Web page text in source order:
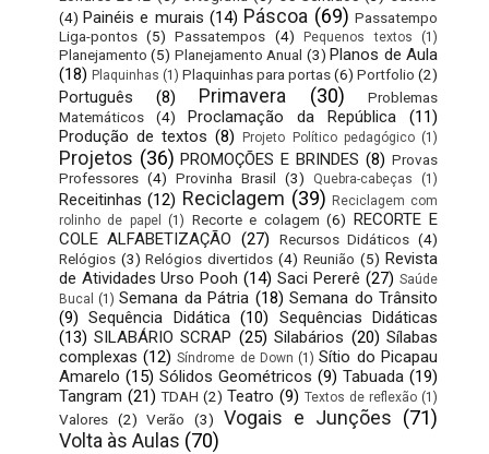
(4) Painéis e murais (14) Páscoa (69) Passatempo
Liga-pontos (5) Passatempos (4) Pequenos textos (1)
Planejamento (5) Planejamento Anual (3) Planos de Aula
(18) Plaquinhas (1) Plaquinhas para portas(6) Portfolio (2)
Português (8) Primavera (30)
Problemas
Matemáticos
(4) Proclamação da República
(11)
Produção de textos (8) Projeto Político pedagógico (1)
Projetos (36) PROMOÇÕES E BRINDES (8) Provas
Professores (4) Provinha Brasil (3) Quebra-cabeças (1)
Receitinhas (12) Reciclagem (39) Reciclagem com
rolinho de papel
(1) Recorte e colagem (6)
RECORTE E
COLE ALFABETIZAÇÃO (27) Recursos Didáticos (4)
Relógios (3) Relógios divertidos (4) Reunião (5) Revista
de Atividades Urso Pooh (14) Saci Pererê (27) Saúde
Bucal
(1) Semana da Pátria (18) Semana do Trânsito
(9) Sequência Didática (10)
Sequências Didáticas
(13) SILABÁRIO SCRAP (25) Silabários (20) Sílabas
complexas (12) Síndrome de Down (1) Sítio do Picapau
Amarelo (15) Sólidos Geométricos (9) Tabuada (19)
Tangram (21) TDAH (2) Teatro (9) Textos de reflexão (1)
Valores (2) Verão (3) Vogais e Junções (71)
Volta às Aulas (70)